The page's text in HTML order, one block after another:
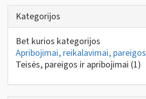
Kategorijos
Bet kurios kategorijos
Apribojimai, reikalavimai, pareigos
Teisės, pareigos ir apribojimai (1)